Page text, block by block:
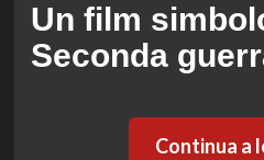
Un film
Seconda
Continua a